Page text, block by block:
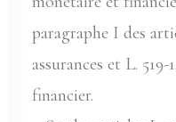
paragraphe I des
assurances et L.
financier.